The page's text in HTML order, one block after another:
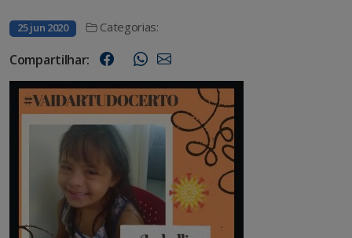
25 jun 2020 Categorias:
Compartilhar: